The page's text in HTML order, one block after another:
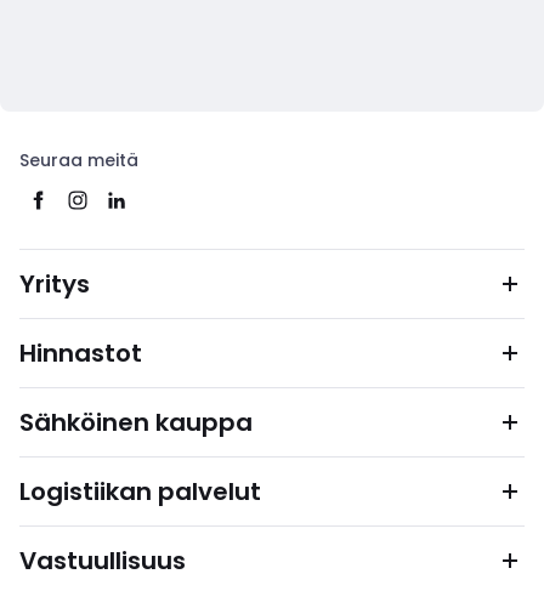
Seuraa meitä
Yritys
Hinnastot
Sähköinen kauppa
Logistiikan palvelut
Vastuullisuus